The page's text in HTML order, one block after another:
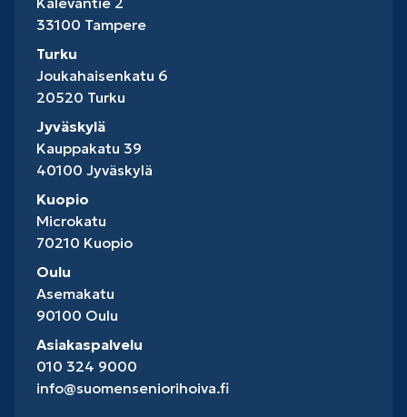
33100 Tampere
Turku
Joukahaisenkatu 6
20520 Turku
Jyväskylä
Kauppakatu 39
40100 Jyväskylä
Kuopio
Microkatu
70210 Kuopio
Oulu
Asemakatu
90100 Oulu
Asiakaspalvelu
010 324 9000
info@suomenseniorihoiva.fi